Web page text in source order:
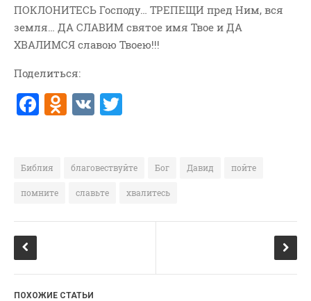
Беседы По Бытие
Заметки
Изображения
Информация
Книга "Второе Пришествие
Мини-Проповеди
Проповедь-Видео
ПОКЛОНИТЕСЬ Господу… ТРЕПЕЩИ пред Ним, вся
земля… ДА СЛАВИМ святое имя Твое и ДА
ХВАЛИМСЯ славою Твоею!!!
Поделиться:
F
a
e
b
o
O
d
o
kl
a
ki
V
K
te
r
Библия благовествуйте Бог Давид пойте
помните славьте хвалитесь
ПОХОЖИЕ СТАТЬИ